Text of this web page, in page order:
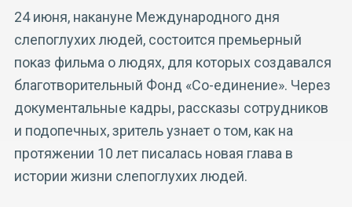
24 июня, накануне Международного дня
слепоглухих людей, состоится премьерный
показ фильма о людях, для которых создавался
благотворительный Фонд «Со-единение». Через
документальные кадры, рассказы сотрудников
и подопечных, зритель узнает о том, как на
протяжении 10 лет писалась новая глава в
истории жизни слепоглухих людей.